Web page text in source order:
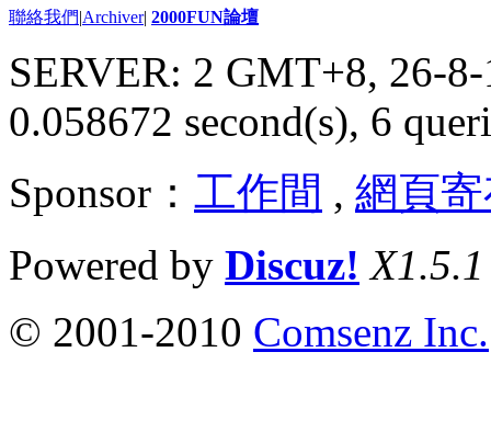
聯絡我們|Archiver| 2000FUN論壇
SERVER: 2 GMT+8, 26-
0.058672 second(s), 6
Sponsor： 工作間 , 網頁
Powered by Discuz! X1.5.1
© 2001-2010 Comsenz Inc.